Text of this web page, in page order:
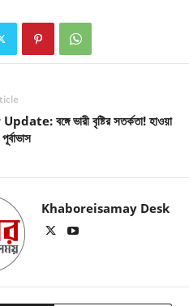
বঙ্গে ভারী বৃষ্টির সতর্কতা! হাওয়া
Khaboreisamay Desk